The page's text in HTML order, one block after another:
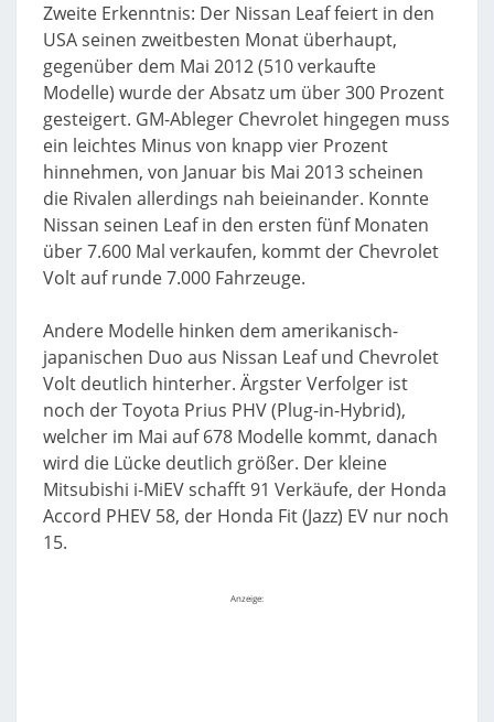
Zweite Erkenntnis: Der Nissan Leaf feiert in den
USA seinen zweitbesten Monat überhaupt,
gegenüber dem Mai 2012 (510 verkaufte
Modelle) wurde der Absatz um über 300 Prozent
gesteigert. GM-Ableger Chevrolet hingegen muss
ein leichtes Minus von knapp vier Prozent
hinnehmen, von Januar bis Mai 2013 scheinen
die Rivalen allerdings nah beieinander. Konnte
Nissan seinen Leaf in den ersten fünf Monaten
über 7.600 Mal verkaufen, kommt der Chevrolet
Volt auf runde 7.000 Fahrzeuge.
Andere Modelle hinken dem amerikanisch-
japanischen Duo aus Nissan Leaf und Chevrolet
Volt deutlich hinterher. Ärgster Verfolger ist
noch der Toyota Prius PHV (Plug-in-Hybrid),
welcher im Mai auf 678 Modelle kommt, danach
wird die Lücke deutlich größer. Der kleine
Mitsubishi i-MiEV schafft 91 Verkäufe, der Honda
Accord PHEV 58, der Honda Fit (Jazz) EV nur noch
15.
Anzeige: